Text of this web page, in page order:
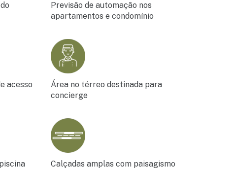
Previsão de automação nos
apartamentos e condomínio
acesso
Área no térreo destinada para
concierge
Calçadas amplas com paisagismo